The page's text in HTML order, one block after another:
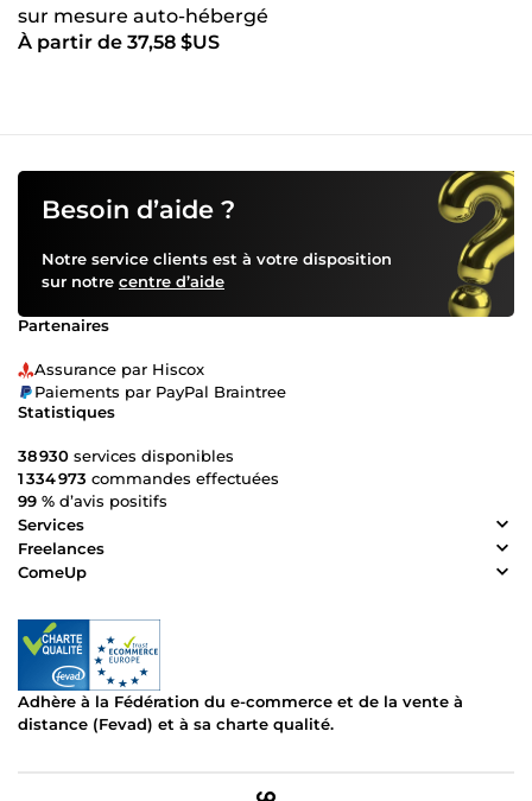
sur mesure auto-hébergé
À partir de 37,58 $US
Besoin d’aide ?
Notre service clients est à votre disposition
sur notre centre d’aide
Partenaires
Assurance par Hiscox
Paiements par PayPal Braintree
Statistiques
38 930 services disponibles
1 334 973 commandes effectuées
99 % d’avis positifs
Services
Freelances
ComeUp
Adhère à la Fédération du e-commerce et de la vente à
distance (Fevad) et à sa charte qualité.